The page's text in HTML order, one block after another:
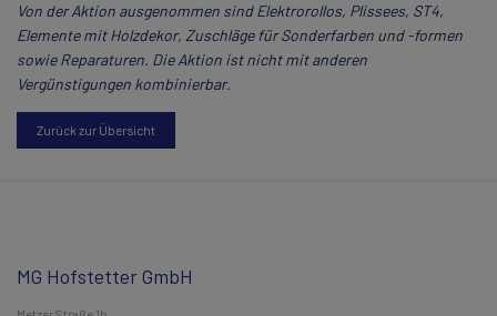
Zurück zur Übersicht
Von der Aktion ausgenommen sind Elektrorollos, Plissees, ST4,
Elemente mit Holzdekor, Zuschläge für Sonderfarben und -formen
sowie Reparaturen. Die Aktion ist nicht mit anderen
Vergünstigungen kombinierbar.
MG Hofstetter GmbH